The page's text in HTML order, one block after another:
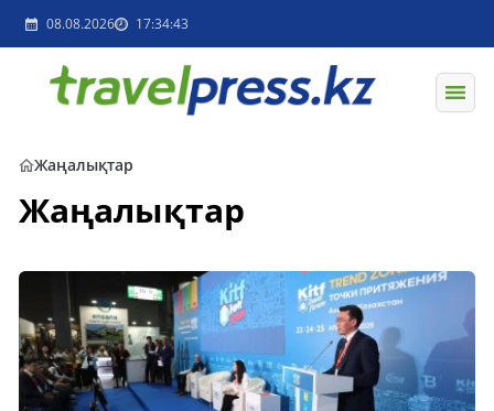
08.08.2026 17:34:43
Жаңалықтар
Жаңалықтар